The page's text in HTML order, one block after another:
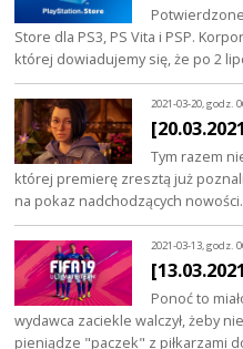
Store dla PS3, PS Vita i PSP.
której dowiadujemy się, że po 2
2021-03-20, godz.
Tym razem
której premierę zresztą już
na pokaz nadchodzących
2021-03-13, godz.
Ponoć to
wydawca zaciekle walczył, żeby
pieniądze "paczek" z piłkarzami